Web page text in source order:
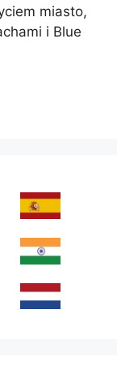
miasto,
i Blue